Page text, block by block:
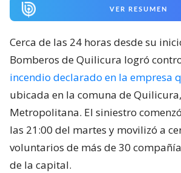
VER RESUMEN
Cerca de las 24 horas desde su
Bomberos de Quilicura logró
incendio declarado en la empresa
ubicada en la comuna de
Metropolitana. El siniestro
las 21:00 del martes y movilizó a
voluntarios de más de 30
de la capital.